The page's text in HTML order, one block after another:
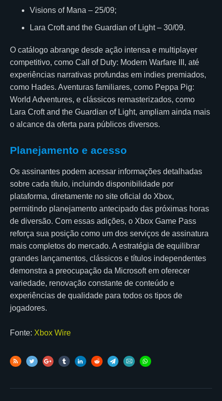
Visions of Mana – 25/09;
Lara Croft and the Guardian of Light – 30/09.
O catálogo abrange desde ação intensa e multiplayer
competitivo, como Call of Duty: Modern Warfare III, até
experiências narrativas profundas em indies premiados,
como Hades. Aventuras familiares, como Peppa Pig:
World Adventures, e clássicos remasterizados, como
Lara Croft and the Guardian of Light, ampliam ainda mais
o alcance da oferta para públicos diversos.
Planejamento e acesso
Os assinantes podem acessar informações detalhadas
sobre cada título, incluindo disponibilidade por
plataforma, diretamente no site oficial do Xbox,
permitindo planejamento antecipado das próximas horas
de diversão. Com essas adições, o Xbox Game Pass
reforça sua posição como um dos serviços de assinatura
mais completos do mercado. A estratégia de equilibrar
grandes lançamentos, clássicos e títulos independentes
demonstra a preocupação da Microsoft em oferecer
variedade, renovação constante de conteúdo e
experiências de qualidade para todos os tipos de
jogadores.
Fonte: Xbox Wire